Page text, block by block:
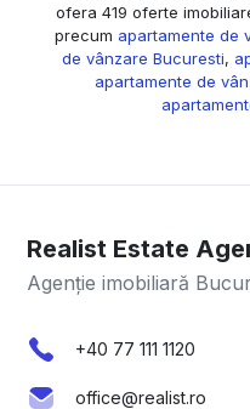
ofera 419 oferte
precum apartamente de
de vânzare Bucuresti,
apartamente de
Realist Estate
Agenție imobiliară
+40 77 111 1120
office@realist.ro